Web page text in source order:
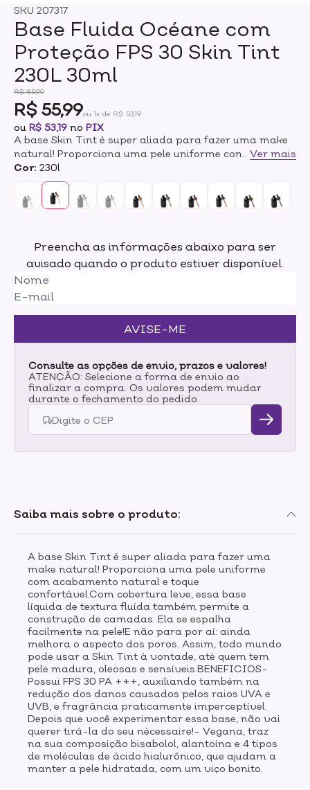
SKU 207317
Base Fluida Océane com
Proteção FPS 30 Skin Tint
230L 30ml
R$ 85,99
R$ 55,99ou 1x de R$ 53,19
ou R$ 53,19 no PIX
A base Skin Tint é super aliada para fazer uma make
natural! Proporciona uma pele uniforme com
acabamento natural e toque confortável.Com
cobertura leve, essa base líquida de textura fluída
também permite a construção de camadas. Ela se
espalha facilmente na pele!E não para por aí: ainda
madura, oleosas e sensíveis.BENEFICIOS- Possui FPS
30 PA +++, auxiliando também na redução dos danos
causados pelos raios UVA e UVB, e fragrância
praticamente imperceptível. Depois que você
bisabolol, alantoína e 4 tipos de moléculas de ácido
hialurônico, que ajudam a manter a pele hidratada,
com um viço bonito.
Ver mais
Cor: 230l
Preencha as informações abaixo para ser
avisado quando o produto estiver disponível.
AVISE-ME
Consulte as opções de envio, prazos e valores!
ATENÇÃO: Selecione a forma de envio ao
finalizar a compra. Os valores podem mudar
durante o fechamento do pedido.
Saiba mais sobre o produto:
A base Skin Tint é super aliada para fazer uma
make natural! Proporciona uma pele uniforme
com acabamento natural e toque
confortável.Com cobertura leve, essa base
líquida de textura fluída também permite a
construção de camadas. Ela se espalha
facilmente na pele!E não para por aí: ainda
melhora o aspecto dos poros. Assim, todo mundo
pode usar a Skin Tint à vontade, até quem tem
pele madura, oleosas e sensíveis.BENEFICIOS-
Possui FPS 30 PA +++, auxiliando também na
redução dos danos causados pelos raios UVA e
UVB, e fragrância praticamente imperceptível.
Depois que você experimentar essa base, não vai
querer tirá-la do seu nécessaire!- Vegana, traz
na sua composição bisabolol, alantoína e 4 tipos
de moléculas de ácido hialurônico, que ajudam a
manter a pele hidratada, com um viço bonito.